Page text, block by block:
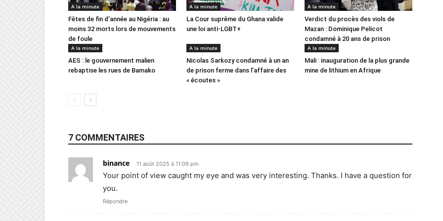
A la minute
Fêtes de fin d’année au Nigéria : au
moins 32 morts lors de mouvements
de foule
A la minute
La Cour suprême du Ghana valide
une loi anti-LGBT+
A la minute
Verdict du procès des viols de
Mazan : Dominique Pelicot
condamné à 20 ans de prison
A la minute
AES : le gouvernement malien
rebaptise les rues de Bamako
A la minute
Nicolas Sarkozy condamné à un an
de prison ferme dans l’affaire des
« écoutes »
A la minute
Mali : inauguration de la plus grande
mine de lithium en Afrique
7 COMMENTAIRES
binance 11 août 2025 à 11:09 pm
Your point of view caught my eye and was very interesting. Thanks. I have a question for
you.
Répondre